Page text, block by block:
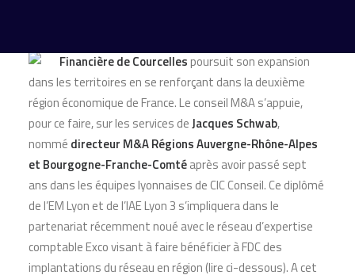
Financière de Courcellespoursuit son expansion
dans les territoires en se renforçant dans la deuxième
région économique de France. Le conseil M&A s’appuie,
pour ce faire, sur les services deJacques Schwab,
nommé directeur M&A Régions Auvergne-Rhône-Alpes
et Bourgogne-Franche-Comtéaprès avoir passé sept
ans dans les équipes lyonnaises de CIC Conseil. Ce diplômé
de l’EM Lyon et de l’IAE Lyon 3 s’impliquera dans le
partenariat récemment noué avec le réseau d’expertise
comptable Exco visant à faire bénéficier à FDC des
implantations du réseau en région (lire ci-dessous). A cet